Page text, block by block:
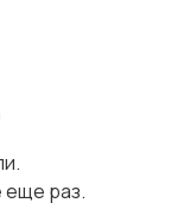
еще раз.